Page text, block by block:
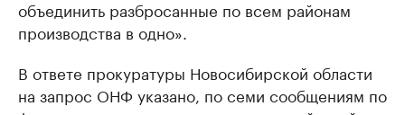
объединить разбросанные по всем районам
производства в одно».
В ответе прокуратуры Новосибирской области
на запрос ОНФ указано, по семи сообщениям по